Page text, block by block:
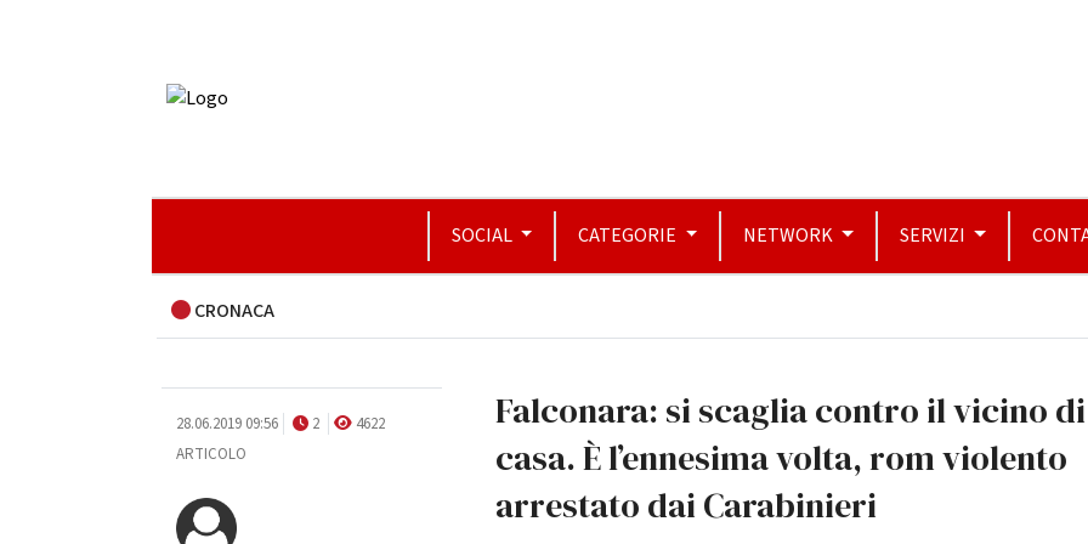
SOCIAL CATEGORIE NETWORK SERVIZI
CRONACA
28.06.2019 09:56 2
4622
ARTICOLO
Falconara: si scaglia contro il vicino di
casa. È l’ennesima volta, rom violento
arrestato dai Carabinieri